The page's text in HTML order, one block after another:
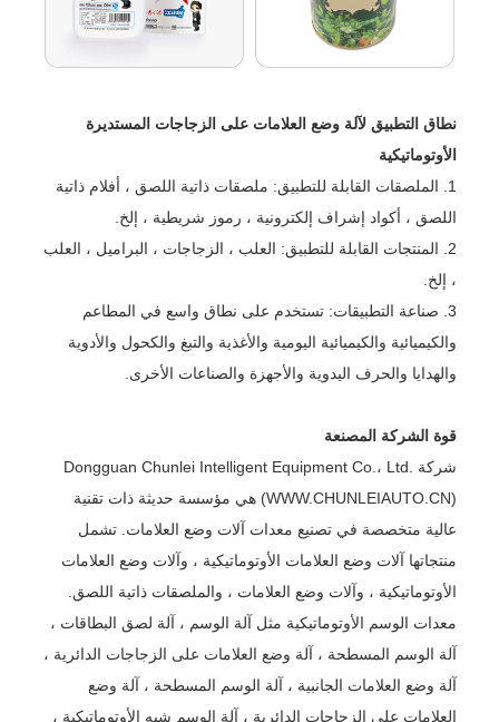
نطاق التطبيق لآلة وضع العلامات على الزجاجات المستديرة
الأوتوماتيكية
1. الملصقات القابلة للتطبيق: ملصقات ذاتية اللصق ، أفلام ذاتية
اللصق ، أكواد إشراف إلكترونية ، رموز شريطية ، إلخ.
2. المنتجات القابلة للتطبيق: العلب ، الزجاجات ، البراميل ، العلب
، إلخ.
3. صناعة التطبيقات: تستخدم على نطاق واسع في المطاعم
والكيميائية والكيميائية اليومية والأغذية والتبغ والكحول والأدوية
والهدايا والحرف اليدوية والأجهزة والصناعات الأخرى.
قوة الشركة المصنعة
شركة Dongguan Chunlei Intelligent Equipment Co.، Ltd.
(WWW.CHUNLEIAUTO.CN) هي مؤسسة حديثة ذات تقنية
عالية متخصصة في تصنيع معدات آلات وضع العلامات. تشمل
منتجاتها آلات وضع العلامات الأوتوماتيكية ، وآلات وضع العلامات
الأوتوماتيكية ، وآلات وضع العلامات ، والملصقات ذاتية اللصق.
معدات الوسم الأوتوماتيكية مثل آلة الوسم ، آلة لصق البطاقات ،
آلة الوسم المسطحة ، آلة وضع العلامات على الزجاجات الدائرية ،
آلة وضع العلامات الجانبية ، آلة الوسم المسطحة ، آلة وضع
العلامات على الزجاجات الدائرية ، آلة الوسم شبه الأوتوماتيكية ،